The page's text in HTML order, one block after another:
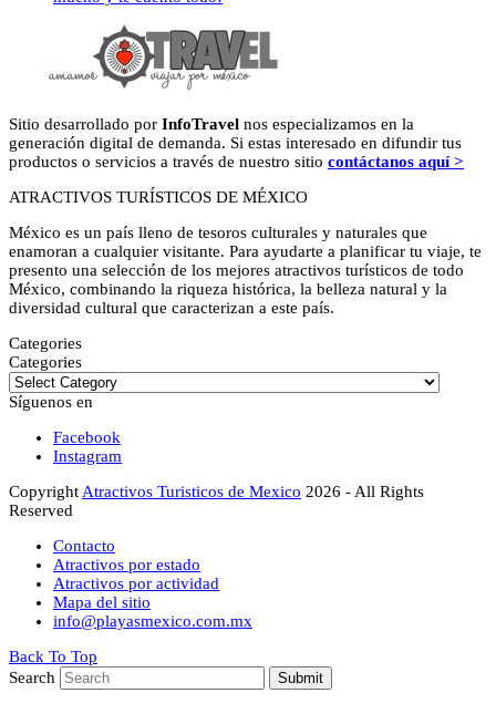
Sitio desarrollado por InfoTravel nos especializamos en la
generación digital de demanda. Si estas interesado en difundir tus
productos o servicios a través de nuestro sitio contáctanos aquí >
ATRACTIVOS TURÍSTICOS DE MÉXICO
México es un país lleno de tesoros culturales y naturales que
enamoran a cualquier visitante. Para ayudarte a planificar tu viaje, te
presento una selección de los mejores atractivos turísticos de todo
México, combinando la riqueza histórica, la belleza natural y la
diversidad cultural que caracterizan a este país.
Categories
Categories
Síguenos en
Facebook
Instagram
Copyright Atractivos Turisticos de Mexico 2026 - All Rights
Reserved
Contacto
Atractivos por estado
Atractivos por actividad
Mapa del sitio
info@playasmexico.com.mx
Back To Top
Search
Submit